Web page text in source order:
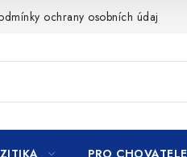
ochrany osobních údajů
PRO CHOVATELE